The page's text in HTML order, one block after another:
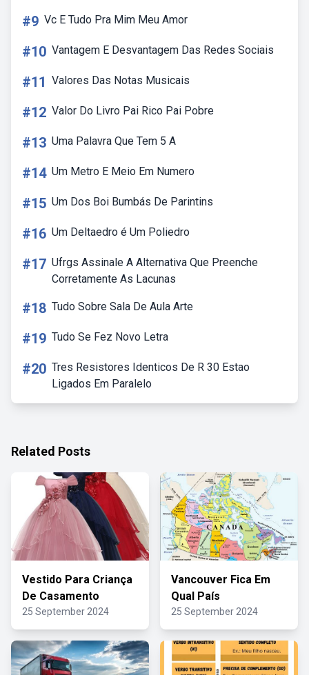
#9 Vc E Tudo Pra Mim Meu Amor
#10 Vantagem E Desvantagem Das Redes Sociais
#11 Valores Das Notas Musicais
#12 Valor Do Livro Pai Rico Pai Pobre
#13 Uma Palavra Que Tem 5 A
#14 Um Metro E Meio Em Numero
#15 Um Dos Boi Bumbás De Parintins
#16 Um Deltaedro é Um Poliedro
#17 Ufrgs Assinale A Alternativa Que Preenche
Corretamente As Lacunas
#18 Tudo Sobre Sala De Aula Arte
#19 Tudo Se Fez Novo Letra
#20 Tres Resistores Identicos De R 30 Estao
Ligados Em Paralelo
Related Posts
Vestido Para Criança
De Casamento
25 September 2024
Vancouver Fica Em
Qual País
25 September 2024